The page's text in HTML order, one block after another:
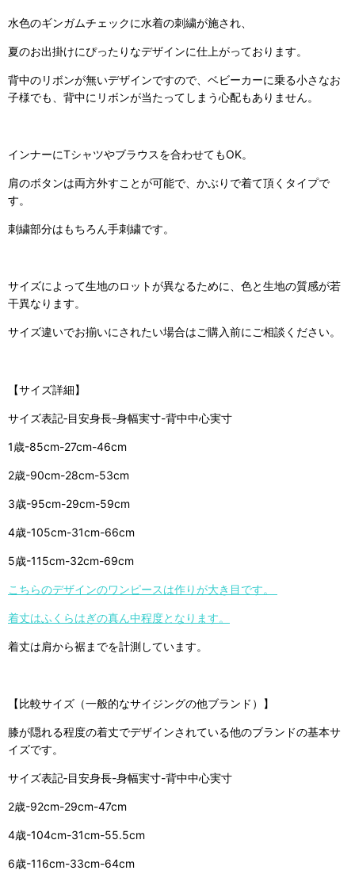
水色のギンガムチェックに水着の刺繍が施され、
夏のお出掛けにぴったりなデザインに仕上がっております。
背中のリボンが無いデザインですので、ベビーカーに乗る小さなお
子様でも、背中にリボンが当たってしまう心配もありません。
インナーにTシャツやブラウスを合わせてもOK。
肩のボタンは両方外すことが可能で、かぶりで着て頂くタイプで
す。
刺繍部分はもちろん手刺繍です。
サイズによって生地のロットが異なるために、色と生地の質感が若
干異なります。
サイズ違いでお揃いにされたい場合はご購入前にご相談ください。
【サイズ詳細】
サイズ表記‐目安身長-身幅実寸-背中中心実寸
1歳-85cm-27cm-46cm
2歳-90cm-28cm-53cm
3歳-95cm-29cm-59cm
4歳-105cm-31cm-66cm
5歳-115cm-32cm-69cm
こちらのデザインのワンピースは作りが大き目です。
着丈はふくらはぎの真ん中程度となります。
着丈は肩から裾までを計測しています。
【比較サイズ（一般的なサイジングの他ブランド）】
膝が隠れる程度の着丈でデザインされている他のブランドの基本サ
イズです。
サイズ表記‐目安身長-身幅実寸-背中中心実寸
2歳-92cm-29cm-47cm
4歳-104cm-31cm-55.5cm
6歳-116cm-33cm-64cm